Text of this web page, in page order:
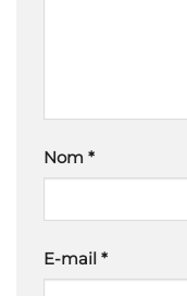
Nom *
E-mail *